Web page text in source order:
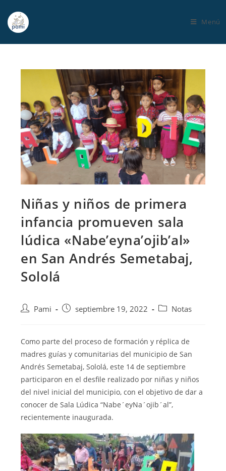
Menú
Niñas y niños de primera
infancia promueven sala
lúdica «Nabe’eyna’ojib’al»
en San Andrés Semetabaj,
Sololá
Pami septiembre 19, 2022 Notas
Como parte del proceso de formación y réplica de
madres guías y comunitarias del municipio de San
Andrés Semetabaj, Sololá, este 14 de septiembre
participaron en el desfile realizado por niñas y niños
del nivel inicial del municipio, con el objetivo de dar a
conocer de Sala Lúdica “Nabe´eyNa´ojib´al”,
recientemente inaugurada.